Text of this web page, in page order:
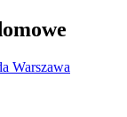
Warszawa